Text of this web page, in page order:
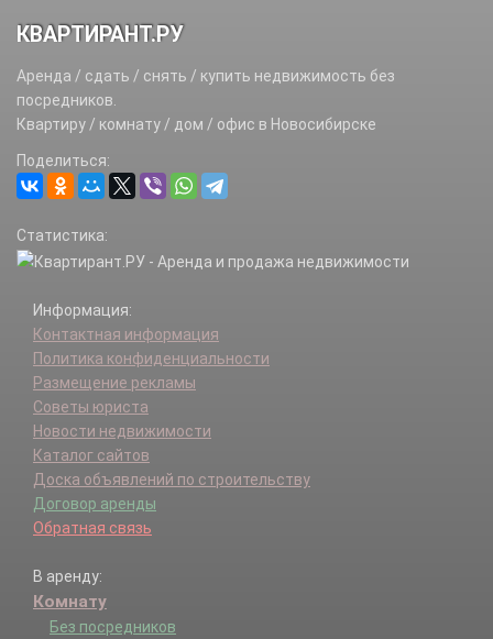
КВАРТИРАНТ.РУ
Аренда / сдать / снять / купить недвижимость без
посредников.
Квартиру / комнату / дом / офис в Новосибирске
Поделиться:
Статистика:
Информация:
Контактная информация
Политика конфиденциальности
Размещение рекламы
Советы юриста
Новости недвижимости
Каталог сайтов
Доска объявлений по строительству
Договор аренды
Обратная связь
В аренду:
Комнату
Без посредников